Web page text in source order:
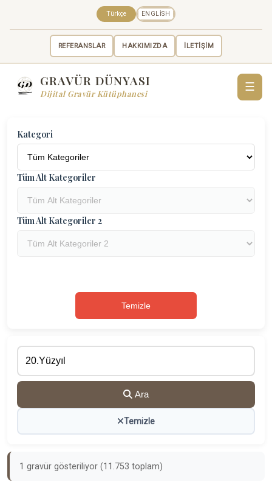
REFERANSLAR HAKKIMIZDA İLETİŞİM
Türkçe ENGLISH
GRAVÜR DÜNYASI
Dijital Gravür Kütüphanesi
☰
Kategori
Tüm Alt Kategoriler
Tüm Alt Kategoriler 2
Temizle
Ara
Temizle
1 gravür gösteriliyor (11.753 toplam)